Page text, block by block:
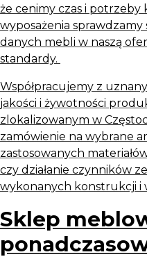
że cenimy czas i
wyposażenia
danych mebli w naszą
standardy.
Współpracujemy z
jakości i żywotności
zlokalizowanym w
zamówienie na wybrane
zastosowanych
czy działanie czynników
wykonanych konstrukcji i
Sklep